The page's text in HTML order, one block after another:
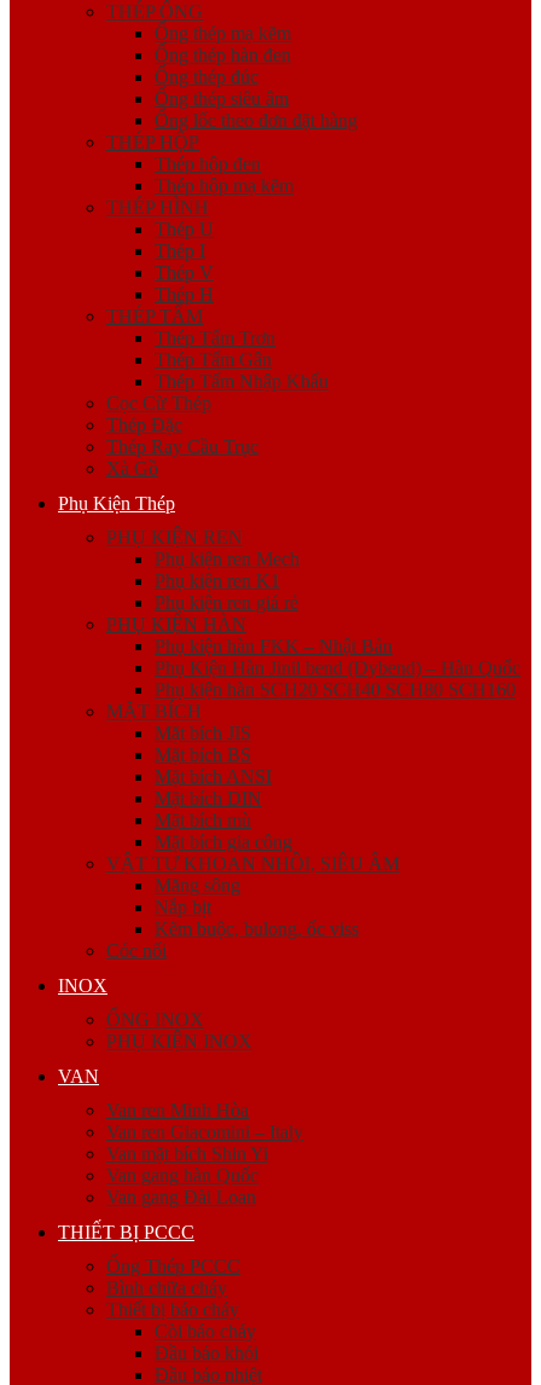
THÉP ỐNG
Ống thép mạ kẽm
Ống thép hàn đen
Ống thép đúc
Ống thép siêu âm
Ống lốc theo đơn đặt hàng
THÉP HỘP
Thép hộp đen
Thép hộp mạ kẽm
THÉP HÌNH
Thép U
Thép I
Thép V
Thép H
THÉP TẤM
Thép Tấm Trơn
Thép Tấm Gân
Thép Tấm Nhập Khẩu
Cọc Cừ Thép
Thép Đặc
Thép Ray Cầu Trục
Xà Gồ
Phụ Kiện Thép
PHỤ KIỆN REN
Phụ kiện ren Mech
Phụ kiện ren K1
Phụ kiện ren giá rẻ
PHỤ KIỆN HÀN
Phụ kiện hàn FKK – Nhật Bản
Phụ Kiện Hàn Jinil bend (Dybend) – Hàn Quốc
Phụ kiện hàn SCH20 SCH40 SCH80 SCH160
MẶT BÍCH
Mặt bích JIS
Mặt bích BS
Mặt bích ANSI
Mặt bích DIN
Mặt bích mù
Mặt bích gia công
VẬT TƯ KHOAN NHỒI, SIÊU ÂM
Măng sông
Nắp bịt
Kẽm buộc, bulong, ốc viss
Cóc nối
INOX
ỐNG INOX
PHỤ KIỆN INOX
VAN
Van ren Minh Hòa
Van ren Giacomini – Italy
Van mặt bích Shin Yi
Van gang hàn Quốc
Van gang Đài Loan
THIẾT BỊ PCCC
Ống Thép PCCC
Bình chữa cháy
Thiết bị báo cháy
Còi báo cháy
Đầu báo khói
Đầu báo nhiệt